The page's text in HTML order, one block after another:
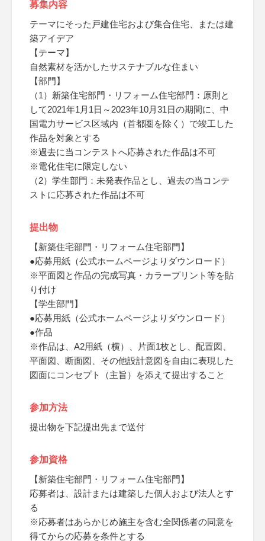
募集内容
テーマにそった戸建住宅および集合住宅、または建
築アイデア
【テーマ】
自然素材を活かしたサステナブルな住まい
【部門】
（1）新築住宅部門・リフォーム住宅部門：原則と
して2021年1月1日～2023年10月31日の期間に、中
国電力サービス区域内（首都圏を除く）で竣工した
作品を対象とする
※過去に当コンテストへ応募された作品は不可
※電化住宅に限定しない
（2）学生部門：未発表作品とし、過去の当コンテ
ストに応募された作品は不可
提出物
【新築住宅部門・リフォーム住宅部門】
●応募用紙（公式ホームページよりダウンロード）
※平面図と作品の完成写真・カラープリント等を貼
り付け
【学生部門】
●応募用紙（公式ホームページよりダウンロード）
●作品
※作品は、A2用紙（横）、片面1枚とし、配置図、
平面図、断面図、その他設計意図を自由に表現した
図面にコンセプト（主旨）を添えて提出すること
参加方法
提出物を下記提出先まで送付
参加資格
【新築住宅部門・リフォーム住宅部門】
応募者は、設計または建築した個人および法人とす
る
※応募者はあらかじめ施主を含む全関係者の同意を
得てからの応募を条件とする